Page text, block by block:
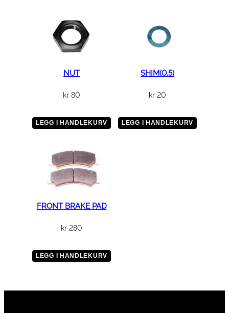
NUT
kr 80
LEGG I HANDLEKURV
SHIM(0.5)
kr 20
LEGG I HANDLEKURV
FRONT BRAKE PAD
kr 280
LEGG I HANDLEKURV